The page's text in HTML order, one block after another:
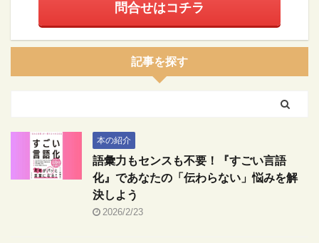
問合せはコチラ
記事を探す
本の紹介
語彙力もセンスも不要！『すごい言語
化』であなたの「伝わらない」悩みを解
決しよう
2026/2/23